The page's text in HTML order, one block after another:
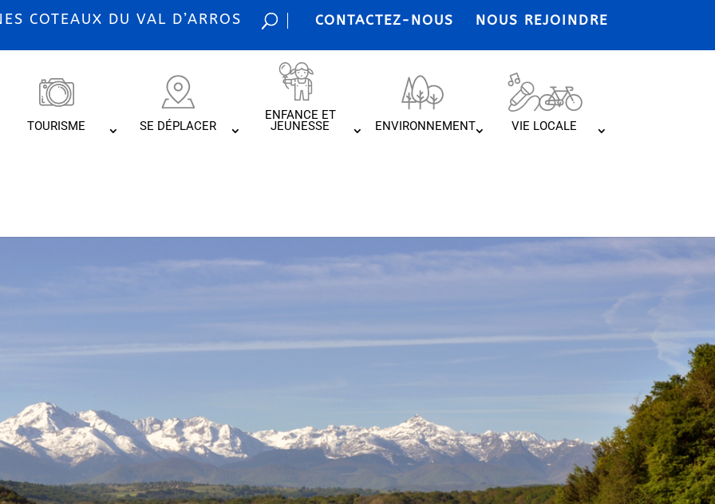
COTEAUX DU VAL D’ARROS CONTACTEZ-NOUS NOUS REJOINDRE
TOURISME SE DÉPLACER
ENFANCE ET
JEUNESSE ENVIRONNEMENT VIE LOCALE